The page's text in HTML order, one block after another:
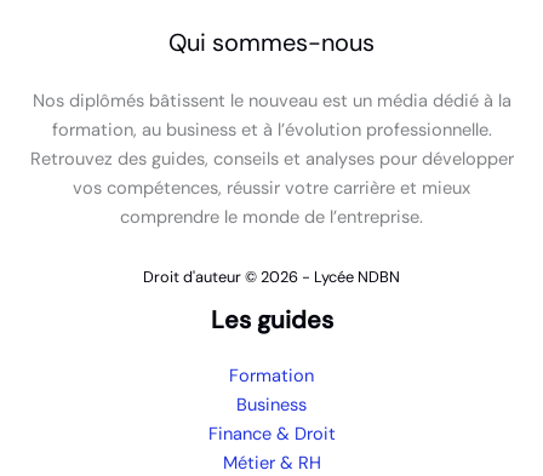
Qui sommes-nous
Nos diplômés bâtissent le nouveau est un média dédié à la
formation, au business et à l’évolution professionnelle.
Retrouvez des guides, conseils et analyses pour développer
vos compétences, réussir votre carrière et mieux
comprendre le monde de l’entreprise.
Droit d'auteur © 2026 - Lycée NDBN
Les guides
Formation
Business
Finance & Droit
Métier & RH